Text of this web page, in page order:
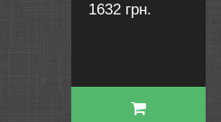
1632 грн.